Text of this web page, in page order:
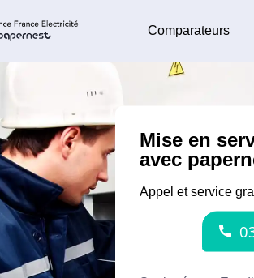
Comparateurs